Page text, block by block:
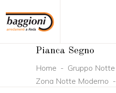
Pianca Segno
Home - Gruppo Notte
Zona Notte Moderno -